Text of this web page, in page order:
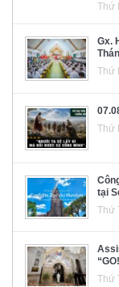
Thứ
Gx.
Thứ
Thứ
tại
Thứ
Thứ